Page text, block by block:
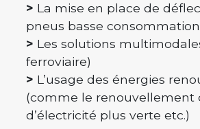
> La mise en place de
pneus basse consommation
> Les solutions
ferroviaire)
> L’usage des énergies
(comme le renouvellement
d’électricité plus verte etc.)